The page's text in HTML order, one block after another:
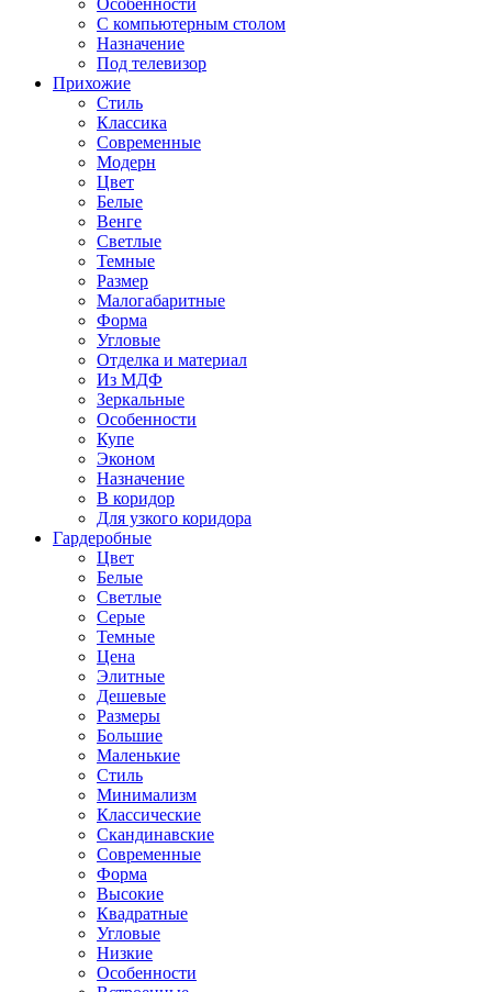
Особенности
С компьютерным столом
Назначение
Под телевизор
Прихожие
Стиль
Классика
Современные
Модерн
Цвет
Белые
Венге
Светлые
Темные
Размер
Малогабаритные
Форма
Угловые
Отделка и материал
Из МДФ
Зеркальные
Особенности
Купе
Эконом
Назначение
В коридор
Для узкого коридора
Гардеробные
Цвет
Белые
Светлые
Серые
Темные
Цена
Элитные
Дешевые
Размеры
Большие
Маленькие
Стиль
Минимализм
Классические
Скандинавские
Современные
Форма
Высокие
Квадратные
Угловые
Низкие
Особенности